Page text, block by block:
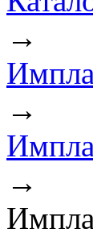
→
→
→